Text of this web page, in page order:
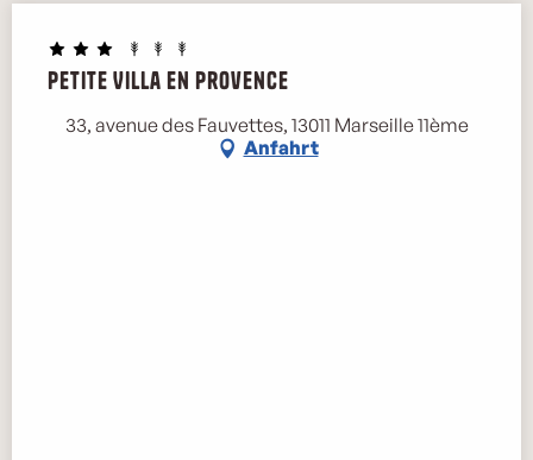
Petite Villa en Provence
33, avenue des Fauvettes, 13011 Marseille 11ème
Anfahrt